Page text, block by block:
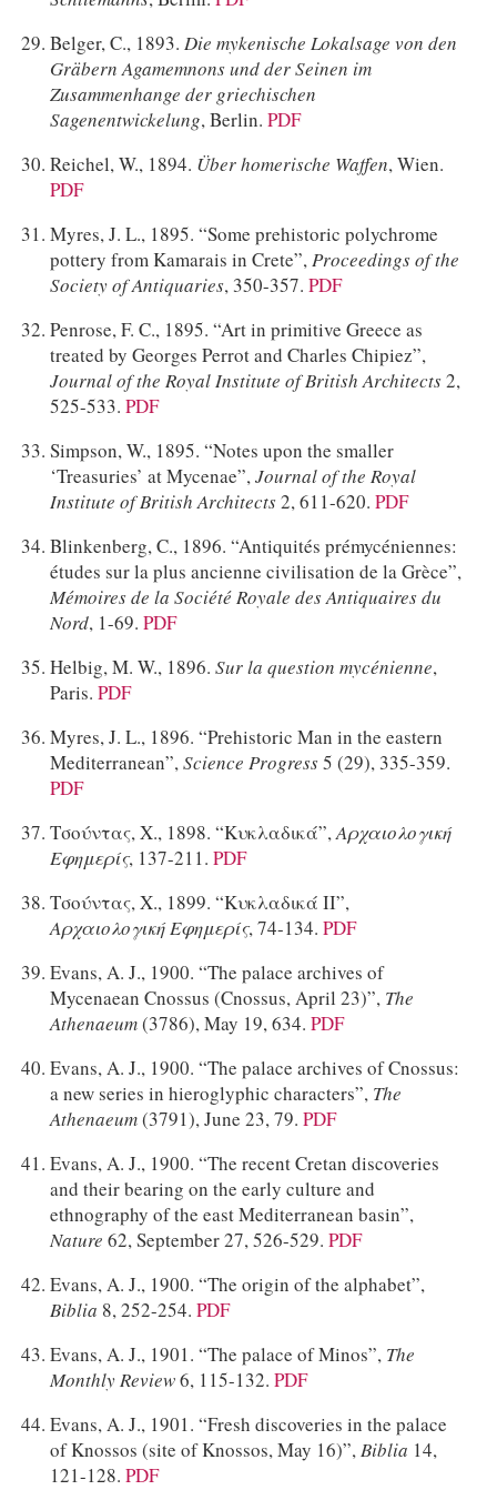
Belger, C., 1893. Die mykenische Lokalsage von den
Gräbern Agamemnons und der Seinen im
Zusammenhange der griechischen
Sagenentwickelung, Berlin. PDF
Reichel, W., 1894. Über homerische Waffen, Wien.
PDF
Myres, J. L., 1895. “Some prehistoric polychrome
pottery from Kamarais in Crete”,Proceedings of the
Society of Antiquaries, 350-357. PDF
Penrose, F. C., 1895. “Art in primitive Greece as
treated by Georges Perrot and Charles Chipiez”,
Journal of the Royal Institute of British Architects2,
525-533. PDF
Simpson, W., 1895. “Notes upon the smaller
‘Treasuries’ at Mycenae”,Journal of the Royal
Institute of British Architects2, 611-620. PDF
Blinkenberg, C., 1896. “Antiquités prémycéniennes:
études sur la plus ancienne civilisation de la Grèce”,
Mémoires de la Société Royale des Antiquaires du
Nord, 1-69. PDF
Helbig, M. W., 1896. Sur la question mycénienne,
Paris. PDF
Myres, J. L., 1896. “Prehistoric Man in the eastern
Mediterranean”,Science Progress5 (29), 335-359.
PDF
Τσούντας, Χ., 1898. “Κυκλαδικά”,Αρχαιολογική
Εφημερίς, 137-211. PDF
Τσούντας, Χ., 1899. “Κυκλαδικά II”,
Αρχαιολογική Εφημερίς, 74-134. PDF
Evans, A. J., 1900. “The palace archives of
Mycenaean Cnossus (Cnossus, April 23)”, The
Athenaeum(3786), May 19, 634. PDF
Evans, A. J., 1900. “The palace archives of Cnossus:
a new series in hieroglyphic characters”, The
Athenaeum(3791), June 23, 79. PDF
Evans, A. J., 1900. “The recent Cretan discoveries
and their bearing on the early culture and
ethnography of the east Mediterranean basin”,
Nature 62, September 27, 526-529. PDF
Evans, A. J., 1900. “The origin of the alphabet”,
Biblia 8, 252-254. PDF
Evans, A. J., 1901. “The palace of Minos”, The
Monthly Review6, 115-132. PDF
Evans, A. J., 1901. “Fresh discoveries in the palace
of Knossos (site of Knossos, May 16)”,Biblia 14,
121-128. PDF